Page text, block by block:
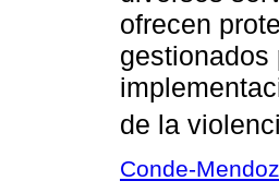
ofrecen
gestionados
de la
Conde-